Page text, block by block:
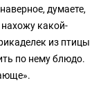
думаете,
нахожу какой-
из птицы
по нему блюдо.